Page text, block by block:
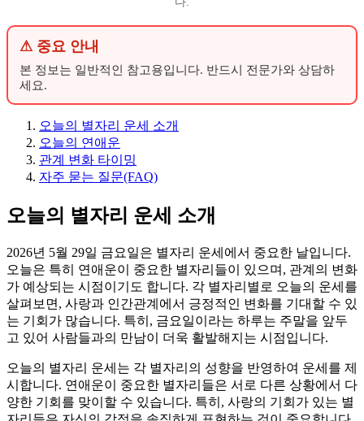
⚠ 중요 안내
본 정보는 일반적인 참고용입니다. 반드시 전문가와 상담하
세요.
오늘의 별자리 운세 소개
오늘의 연애운
관계 변화 타이밍
자주 묻는 질문(FAQ)
오늘의 별자리 운세 소개
2026년 5월 29일 금요일은 별자리 운세에서 중요한 날입니다.
오늘은 특히 연애운이 중요한 별자리들이 있으며, 관계의 변화
가 예상되는 시점이기도 합니다. 각 별자리별로 오늘의 운세를
살펴보면, 사랑과 인간관계에서 긍정적인 변화를 기대할 수 있
는 기회가 많습니다. 특히, 금요일이라는 하루는 주말을 앞두
고 있어 사람들과의 만남이 더욱 활발해지는 시점입니다.
오늘의 별자리 운세는 각 별자리의 성향을 반영하여 운세를 제
시합니다. 연애운이 중요한 별자리들은 서로 다른 상황에서 다
양한 기회를 맞이할 수 있습니다. 특히, 사랑의 기회가 있는 별